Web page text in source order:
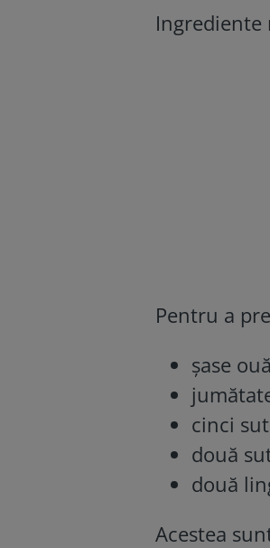
Ingrediente
Pentru a
șase ouă
cinci
două
două
Acestea